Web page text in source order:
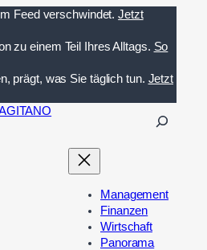
Feed verschwindet. Jetzt
zu einem Teil Ihres Alltags. So
prägt, was Sie täglich tun. Jetzt
n
Management
Finanzen
Wirtschaft
Panorama